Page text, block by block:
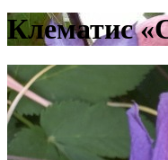
Клематис